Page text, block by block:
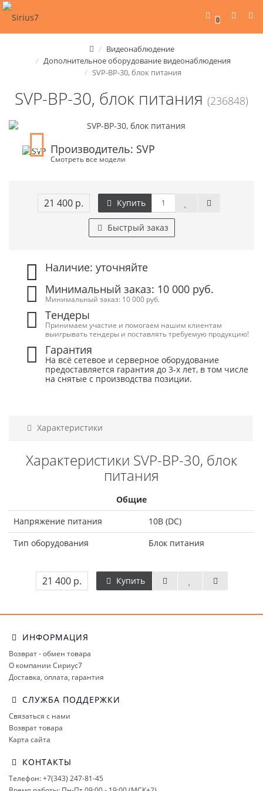
0
Видеонаблюдение
Дополнительное оборудование видеонаблюдения
SVP-BP-30, блок питания
SVP-BP-30, блок питания (236848)
Производитель: SVP
Смотреть все модели
21 400 р. Купить
Быстрый заказ
Наличие: уточняйте
Минимальный заказ: 10 000 руб.
Минимальный заказ: 10 000 руб.
Тендеры
Принимаем участие и помогаем нашим клиентам
выигрывать тендеры и поставлять требуемую продукцию!
Гарантия
На всё сетевое и серверное оборудование
предоставляется гарантия до 3-х лет, в том числе
на снятые с производства позиции.
Характеристики
Характеристики SVP-BP-30, блок
питания
Общие
Напряжение питания
10В (DC)
Тип оборудования
Блок питания
21 400 р. Купить
ИНФОРМАЦИЯ
Возврат - обмен товара
О компании Сириус7
Доставка, оплата, гарантия
СЛУЖБА ПОДДЕРЖКИ
Связаться с нами
Возврат товара
Карта сайта
КОНТАКТЫ
Телефон: +7(343) 247-81-45